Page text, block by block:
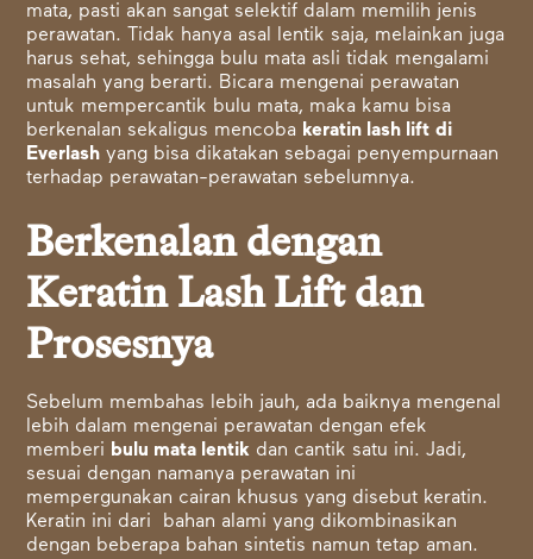
mata, pasti akan sangat selektif dalam memilih jenis
perawatan. Tidak hanya asal lentik saja, melainkan juga
harus sehat, sehingga bulu mata asli tidak mengalami
masalah yang berarti. Bicara mengenai perawatan
untuk mempercantik bulu mata, maka kamu bisa
berkenalan sekaligus mencoba keratin lash lift di
Everlash yang bisa dikatakan sebagai penyempurnaan
terhadap perawatan-perawatan sebelumnya.
Berkenalan dengan
Keratin Lash Lift dan
Prosesnya
Sebelum membahas lebih jauh, ada baiknya mengenal
lebih dalam mengenai perawatan dengan efek
memberi bulu mata lentik dan cantik satu ini. Jadi,
sesuai dengan namanya perawatan ini
mempergunakan cairan khusus yang disebut keratin.
Keratin ini dari bahan alami yang dikombinasikan
dengan beberapa bahan sintetis namun tetap aman.